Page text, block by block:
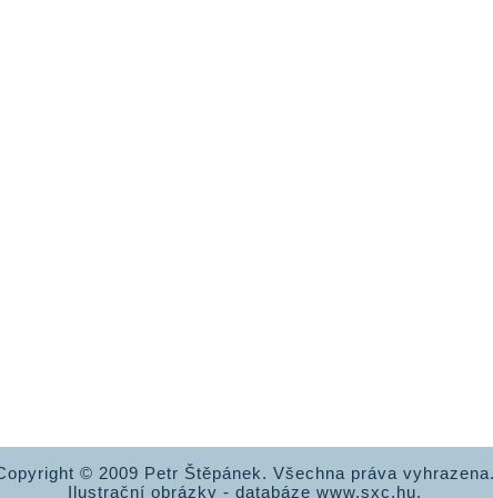
© 2009 Petr Štěpánek. Všechna práva
Ilustrační obrázky - databáze www.sxc.hu.